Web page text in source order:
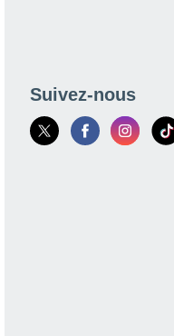
Suivez-nous